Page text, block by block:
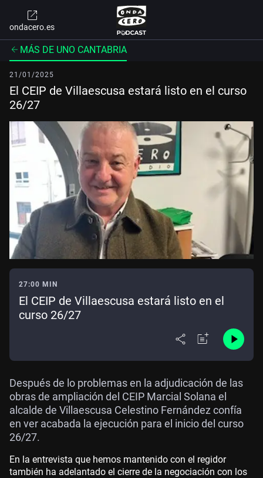
ondacero.es
MÁS DE UNO CANTABRIA
21/01/2025
El CEIP de Villaescusa estará listo en el curso
26/27
27:00 MIN
El CEIP de Villaescusa estará listo en el
curso 26/27
Después de lo problemas en la adjudicación de las
obras de ampliación del CEIP Marcial Solana el
alcalde de Villaescusa Celestino Fernández confía
en ver acabada la ejecución para el inicio del curso
26/27.
En la entrevista que hemos mantenido con el regidor
también ha adelantado el cierre de la negociación con los